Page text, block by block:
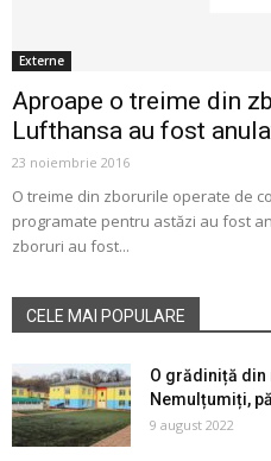
Externe
Aproape o treime din
Lufthansa au fost
23 noiembrie 2016
O treime din zborurile operate de
programate pentru astăzi au fost
zboruri au fost...
CELE MAI POPULARE
O grădiniță din
Nemulțumiți,
9 august 2022